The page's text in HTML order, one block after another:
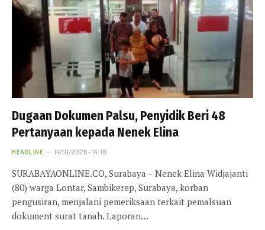
Dugaan Dokumen Palsu, Penyidik Beri 48
Pertanyaan kepada Nenek Elina
HEADLINE 14/01/2026 - 14:18
SURABAYAONLINE.CO, Surabaya – Nenek Elina Widjajanti
(80) warga Lontar, Sambikerep, Surabaya, korban
pengusiran, menjalani pemeriksaan terkait pemalsuan
dokument surat tanah. Laporan…